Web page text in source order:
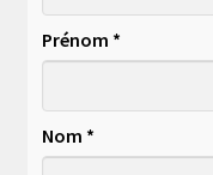
Prénom *
Nom *